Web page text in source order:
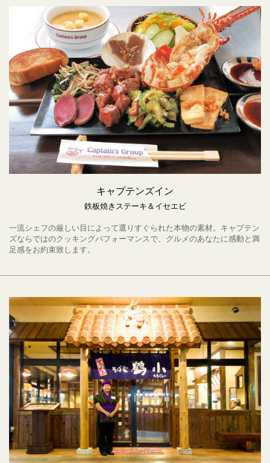
キャプテンズイン
鉄板焼きステーキ＆イセエビ
一流シェフの厳しい目によって選りすぐられた本物の素材。キャプテン
ズならではのクッキングパフォーマンスで、グルメのあなたに感動と満
足感をお約束致します。